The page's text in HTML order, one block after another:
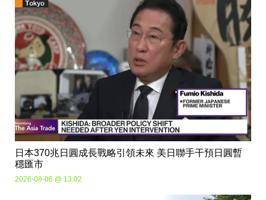
日本370兆日圓成長戰略引領未來 美日聯手干預日圓暫
穩匯市
2026-08-06 @ 13:02